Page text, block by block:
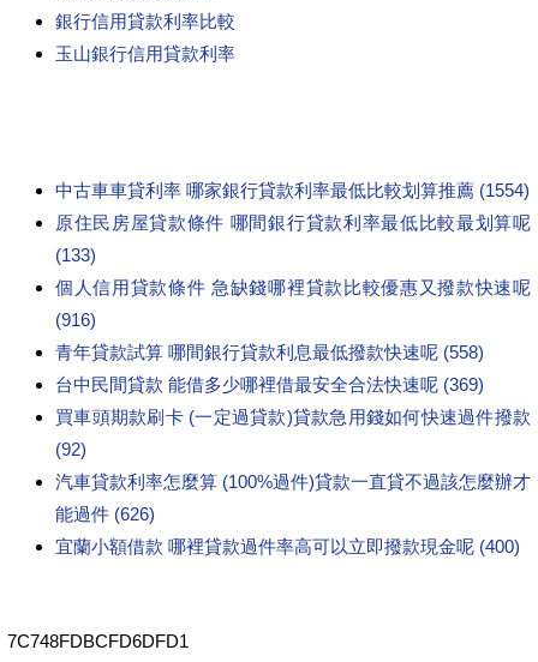
銀行信用貸款利率比較
玉山銀行信用貸款利率
中古車車貸利率 哪家銀行貸款利率最低比較划算推薦 (1554)
原住民房屋貸款條件 哪間銀行貸款利率最低比較最划算呢
(133)
個人信用貸款條件 急缺錢哪裡貸款比較優惠又撥款快速呢
(916)
青年貸款試算 哪間銀行貸款利息最低撥款快速呢 (558)
台中民間貸款 能借多少哪裡借最安全合法快速呢 (369)
買車頭期款刷卡 (一定過貸款)貸款急用錢如何快速過件撥款
(92)
汽車貸款利率怎麼算 (100%過件)貸款一直貸不過該怎麼辦才
能過件 (626)
宜蘭小額借款 哪裡貸款過件率高可以立即撥款現金呢 (400)
7C748FDBCFD6DFD1